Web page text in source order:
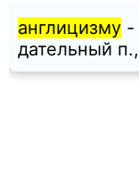
англицизму -
дательный